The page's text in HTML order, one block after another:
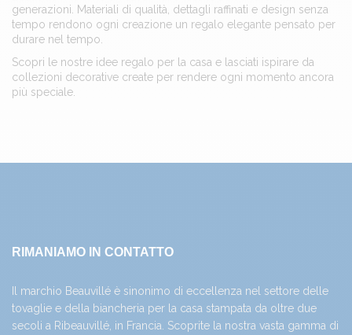
generazioni. Materiali di qualità, dettagli raffinati e design senza
tempo rendono ogni creazione un regalo elegante pensato per
durare nel tempo.
Scopri le nostre idee regalo per la casa e lasciati ispirare da
collezioni decorative create per rendere ogni momento ancora
più speciale.
RIMANIAMO IN CONTATTO
Il marchio Beauvillé è sinonimo di eccellenza nel settore delle
tovaglie e della biancheria per la casa stampata da oltre due
secoli a Ribeauvillé, in Francia. Scoprite la nostra vasta gamma di